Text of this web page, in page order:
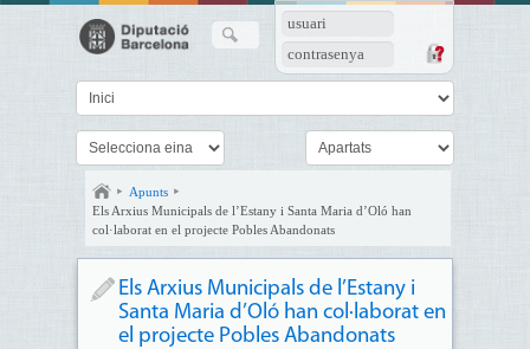
usuari
contrasenya
Apunts
Els Arxius Municipals de l’Estany i Santa Maria d’Oló han
col·laborat en el projecte Pobles Abandonats
Els Arxius Municipals de l’Estany i
Santa Maria d’Oló han col·laborat en
el projecte Pobles Abandonats